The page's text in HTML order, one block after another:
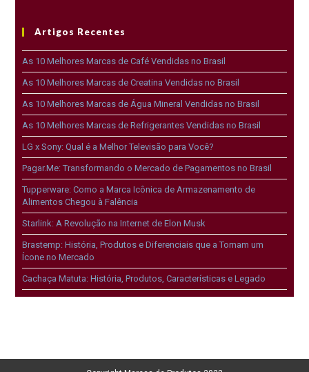
Artigos Recentes
As 10 Melhores Marcas de Café Vendidas no Brasil
As 10 Melhores Marcas de Creatina Vendidas no Brasil
As 10 Melhores Marcas de Água Mineral Vendidas no Brasil
As 10 Melhores Marcas de Refrigerantes Vendidas no Brasil
LG x Sony: Qual é a Melhor Televisão para Você?
Pagar.Me: Transformando o Mercado de Pagamentos no Brasil
Tupperware: Como a Marca Icônica de Armazenamento de
Alimentos Chegou à Falência
Starlink: A Revolução na Internet de Elon Musk
Brastemp: História, Produtos e Diferenciais que a Tornam um
Ícone no Mercado
Cachaça Matuta: História, Produtos, Características e Legado